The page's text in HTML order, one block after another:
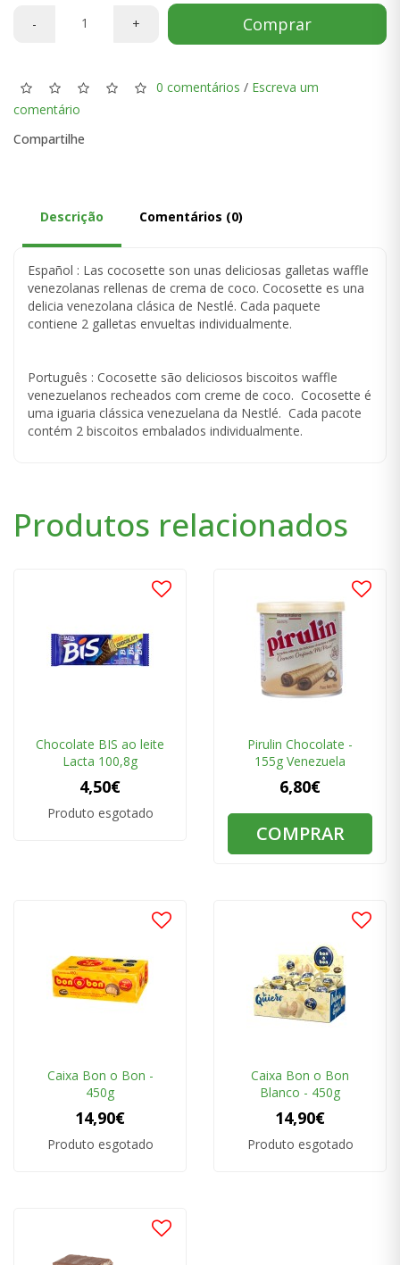
-
+ Comprar
0 comentários / Escreva um
comentário
Compartilhe
Descrição Comentários (0)
Español : Las cocosette son unas deliciosas galletas waffle
venezolanas rellenas de crema de coco. Cocosette es una
delicia venezolana clásica de Nestlé. Cada paquete
contiene 2 galletas envueltas individualmente.
Português : Cocosette são deliciosos biscoitos waffle
venezuelanos recheados com creme de coco. Cocosette é
uma iguaria clássica venezuelana da Nestlé. Cada pacote
contém 2 biscoitos embalados individualmente.
Produtos relacionados
Chocolate BIS ao leite
Lacta 100,8g
4,50€
Produto esgotado
Pirulin Chocolate -
155g Venezuela
6,80€
COMPRAR
Caixa Bon o Bon -
450g
14,90€
Produto esgotado
Caixa Bon o Bon
Blanco - 450g
14,90€
Produto esgotado